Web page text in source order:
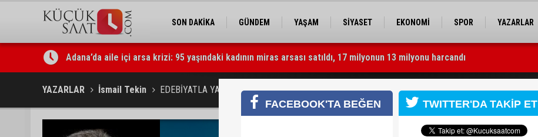
SON DAKİKA GÜNDEM YAŞAM SİYASET EKONOMİ SPOR YAZARLAR
Adana’da aile içi arsa krizi: 95 yaşındaki kadının miras arsası satıldı, 17 milyonun 13 milyonu harcandı
Uluslararası Adana Altın Koza Film Festivali’nde Orhan Kemal Emek Ödülleri’nin sahipleri belli oldu
YAZARLAR İsmail Tekin EDEBİYATLA YAŞAMAK
Yazarın Tüm Yazıları >
FACEBOOK'TA BEĞEN TWITTER'DA TAKİP ET